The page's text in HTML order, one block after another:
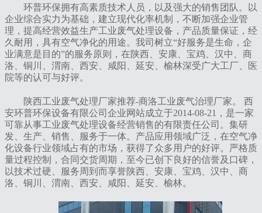
环普环保拥有高素质技术人员，以及强大的销售团队。以
企业综合实力为基础，建立现代化率机制，不断加强企业管
理，提高经营效益生产工业废气处理设备，产品质量保证，经
久耐用，具有空气净化的用途。我司树立“好服务是生命，企
业满意是目的”的服务原则，在陕西、安康、宝鸡、汉中、商
洛、铜川、渭南、西安、咸阳、延安、榆林深受广大工厂、医
院等的认可与好评。
陕西工业废气处理厂家推荐-商洛工业废气治理厂家。 西
安环普环保设备有限公司企业网站成立于2014-08-21，是一家
可靠从事工业废气处理设备经营销售的有限责任公司。集研
发、生产、销售、服务于一体。产品应用领域广泛，在空气净
化设备行业领域占有的市场，获得了众多用户的好评。严格质
量过程控制，合同交货周期，至今已创下良好的信誉及口碑，
以技术过硬、服务周到而享誉陕西、安康、宝鸡、汉中、商
洛、铜川、渭南、西安、咸阳、延安、榆林。